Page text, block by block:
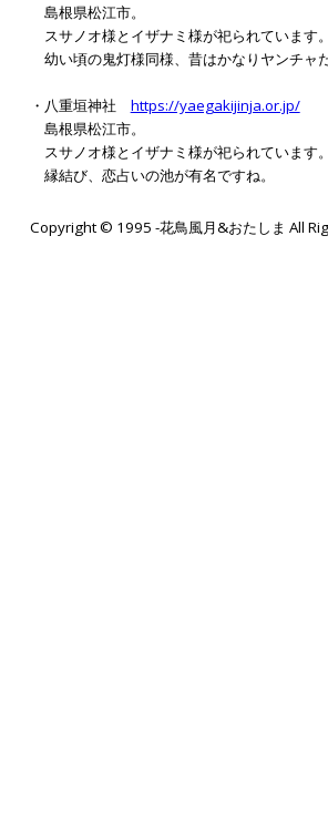
島根県松江市。
スサノオ様とイザナミ様が祀られています。
幼い頃の鬼灯様同様、昔はかなりヤンチャ
・八重垣神社 https://yaegakijinja.or.jp/
島根県松江市。
スサノオ様とイザナミ様が祀られています。
縁結び、恋占いの池が有名ですね。
Copyright © 1995 -花鳥風月&おたしま All